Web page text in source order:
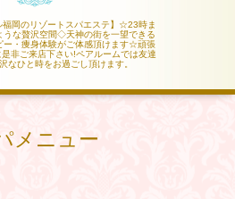
福岡のリゾートスパエステ】☆23時ま
な贅沢空間◇天神の街を一望できる
ー・痩身体験がご体感頂けます☆頑張
非ご来店下さい!ペアルームでは友達
なひと時をお過ごし頂けます。
メニュー